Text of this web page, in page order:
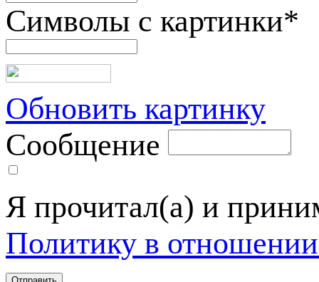
Символы с картинки*
Обновить картинку
Сообщение
Я прочитал(а) и
Политику в